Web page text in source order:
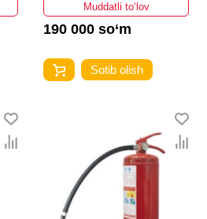
Muddatli to‘lov
190 000 so‘m
Sotib olish